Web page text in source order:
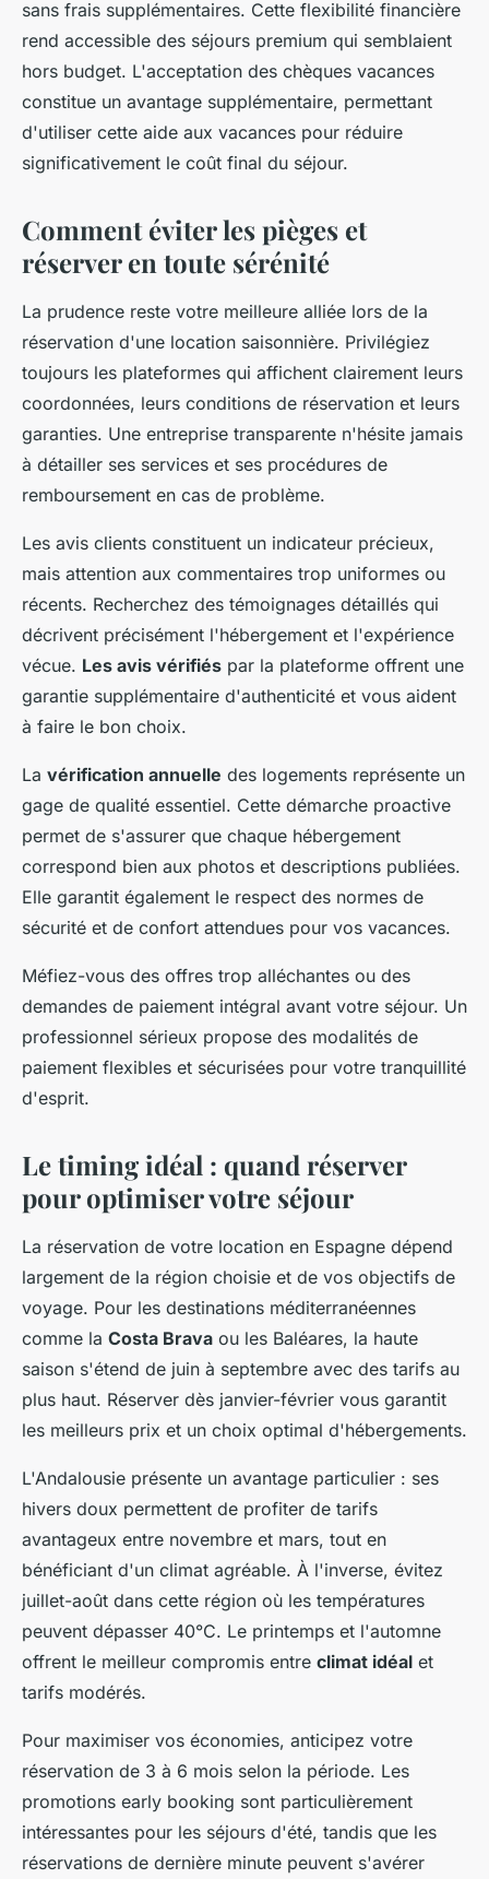
sans frais supplémentaires. Cette flexibilité financière
rend accessible des séjours premium qui semblaient
hors budget. L'acceptation des chèques vacances
constitue un avantage supplémentaire, permettant
d'utiliser cette aide aux vacances pour réduire
significativement le coût final du séjour.
Comment éviter les pièges et
réserver en toute sérénité
La prudence reste votre meilleure alliée lors de la
réservation d'une location saisonnière. Privilégiez
toujours les plateformes qui affichent clairement leurs
coordonnées, leurs conditions de réservation et leurs
garanties. Une entreprise transparente n'hésite jamais
à détailler ses services et ses procédures de
remboursement en cas de problème.
Les avis clients constituent un indicateur précieux,
mais attention aux commentaires trop uniformes ou
récents. Recherchez des témoignages détaillés qui
décrivent précisément l'hébergement et l'expérience
vécue. Les avis vérifiés par la plateforme offrent une
garantie supplémentaire d'authenticité et vous aident
à faire le bon choix.
La vérification annuelle des logements représente un
gage de qualité essentiel. Cette démarche proactive
permet de s'assurer que chaque hébergement
correspond bien aux photos et descriptions publiées.
Elle garantit également le respect des normes de
sécurité et de confort attendues pour vos vacances.
Méfiez-vous des offres trop alléchantes ou des
demandes de paiement intégral avant votre séjour. Un
professionnel sérieux propose des modalités de
paiement flexibles et sécurisées pour votre tranquillité
d'esprit.
Le timing idéal : quand réserver
pour optimiser votre séjour
La réservation de votre location en Espagne dépend
largement de la région choisie et de vos objectifs de
voyage. Pour les destinations méditerranéennes
comme la Costa Brava ou les Baléares, la haute
saison s'étend de juin à septembre avec des tarifs au
plus haut. Réserver dès janvier-février vous garantit
les meilleurs prix et un choix optimal d'hébergements.
L'Andalousie présente un avantage particulier : ses
hivers doux permettent de profiter de tarifs
avantageux entre novembre et mars, tout en
bénéficiant d'un climat agréable. À l'inverse, évitez
juillet-août dans cette région où les températures
peuvent dépasser 40°C. Le printemps et l'automne
offrent le meilleur compromis entre climat idéal et
tarifs modérés.
Pour maximiser vos économies, anticipez votre
réservation de 3 à 6 mois selon la période. Les
promotions early booking sont particulièrement
intéressantes pour les séjours d'été, tandis que les
réservations de dernière minute peuvent s'avérer